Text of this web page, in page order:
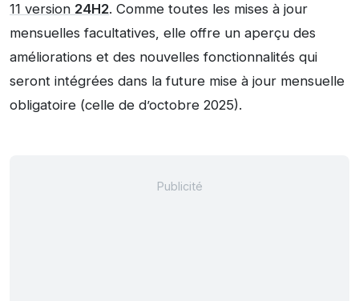
11 version 24H2. Comme toutes les mises à jour
mensuelles facultatives, elle offre un aperçu des
améliorations et des nouvelles fonctionnalités qui
seront intégrées dans la future mise à jour mensuelle
obligatoire (celle de d’octobre 2025).